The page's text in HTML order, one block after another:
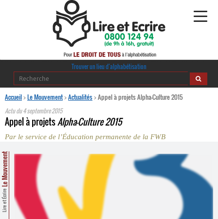
Alphabétisation
Regards croisés
journaldelalpha.be
Ressources pédagogiques
Trouver un lieu d’alphabétisation
Accueil>Le Mouvement>Actualités>Appel à projets Alpha-Culture 2015
Actu du4 septembre 2015
Appel à projetsAlpha-Culture 2015
Par le service de l’Éducation permanente de la FWB
Lire et Écrire
Le Mouvement